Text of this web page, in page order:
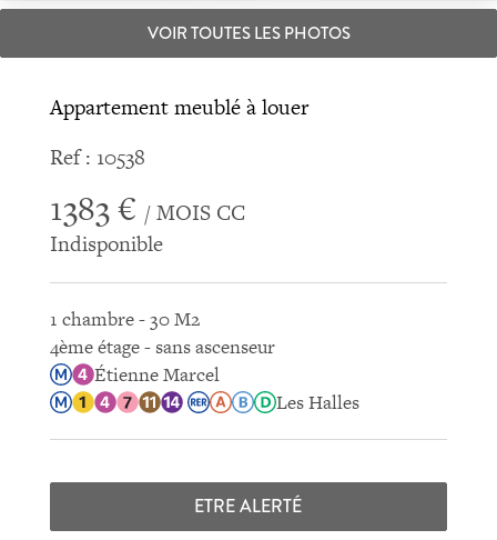
VOIR TOUTES LES PHOTOS
Appartement meublé à louer
Ref : 10538
1383 € / MOIS CC
Indisponible
1 chambre - 30 M2
4ème étage - sans ascenseur
Étienne Marcel
Les Halles
ETRE ALERTÉ